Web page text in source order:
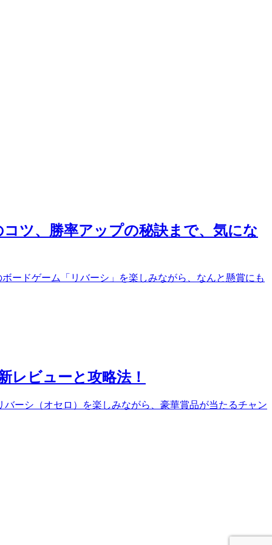
ツ、勝率アップの秘訣まで、気にな
ードゲーム「リバーシ」を楽しみながら、なんと懸賞にも
レビューと攻略法！
ーシ（オセロ）を楽しみながら、豪華賞品が当たるチャン